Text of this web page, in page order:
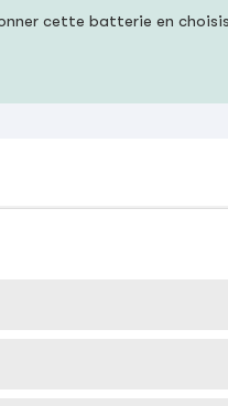
cette batterie en